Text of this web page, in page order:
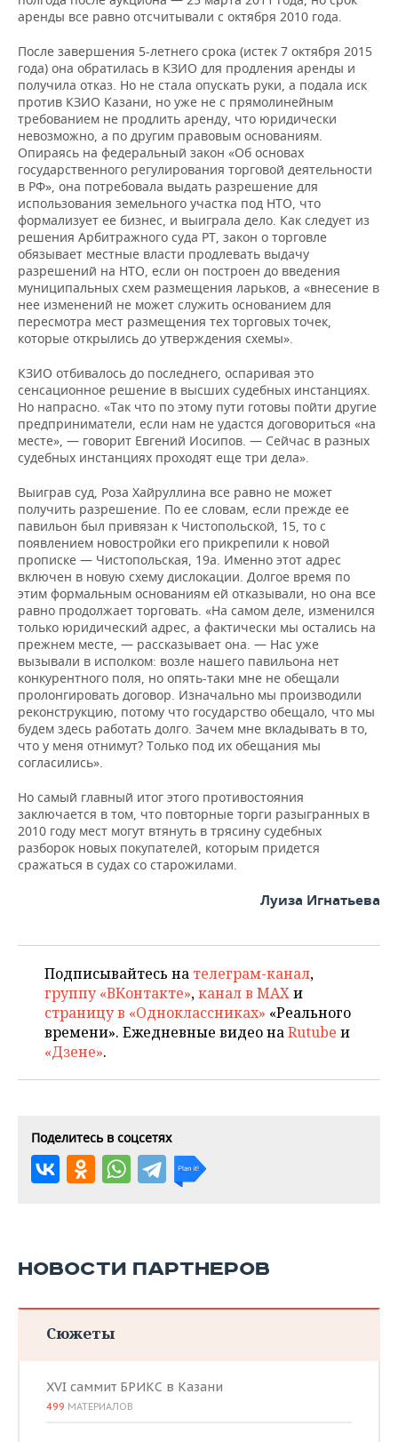
аренды все равно отсчитывали с октября 2010 года.
После завершения 5-летнего срока (истек 7 октября 2015
года) она обратилась в КЗИО для продления аренды и
получила отказ. Но не стала опускать руки, а подала иск
против КЗИО Казани, но уже не с прямолинейным
требованием не продлить аренду, что юридически
невозможно, а по другим правовым основаниям.
Опираясь на федеральный закон «Об основах
государственного регулирования торговой деятельности
в РФ», она потребовала выдать разрешение для
использования земельного участка под НТО, что
формализует ее бизнес, и выиграла дело. Как следует из
решения Арбитражного суда РТ, закон о торговле
обязывает местные власти продлевать выдачу
разрешений на НТО, если он построен до введения
муниципальных схем размещения ларьков, а «внесение в
нее изменений не может служить основанием для
пересмотра мест размещения тех торговых точек,
которые открылись до утверждения схемы».
КЗИО отбивалось до последнего, оспаривая это
сенсационное решение в высших судебных инстанциях.
Но напрасно. «Так что по этому пути готовы пойти другие
предприниматели, если нам не удастся договориться «на
месте», — говорит Евгений Иосипов. — Сейчас в разных
судебных инстанциях проходят еще три дела».
Выиграв суд, Роза Хайруллина все равно не может
получить разрешение. По ее словам, если прежде ее
павильон был привязан к Чистопольской, 15, то с
появлением новостройки его прикрепили к новой
прописке — Чистопольская, 19а. Именно этот адрес
включен в новую схему дислокации. Долгое время по
этим формальным основаниям ей отказывали, но она все
равно продолжает торговать. «На самом деле, изменился
только юридический адрес, а фактически мы остались на
прежнем месте, — рассказывает она. — Нас уже
вызывали в исполком: возле нашего павильона нет
конкурентного поля, но опять-таки мне не обещали
пролонгировать договор. Изначально мы производили
реконструкцию, потому что государство обещало, что мы
будем здесь работать долго. Зачем мне вкладывать в то,
что у меня отнимут? Только под их обещания мы
согласились».
Но самый главный итог этого противостояния
заключается в том, что повторные торги разыгранных в
2010 году мест могут втянуть в трясину судебных
разборок новых покупателей, которым придется
сражаться в судах со старожилами.
Луиза Игнатьева
Подписывайтесь на телеграм-канал,
группу «ВКонтакте»,канал в MAXи
страницу в «Одноклассниках» «Реального
времени». Ежедневные видео наRutube и
«Дзене».
Поделитесь в соцсетях
НОВОСТИ ПАРТНЕРОВ
Сюжеты
XVI саммит БРИКС в Казани
499 МАТЕРИАЛОВ